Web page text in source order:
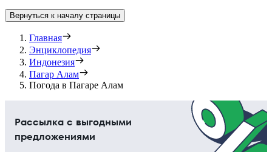
Вернуться к началу страницы
Главная
Энциклопедия
Индонезия
Пагар Алам
Погода в Пагаре Алам
Рассылка с выгодными
предложениями